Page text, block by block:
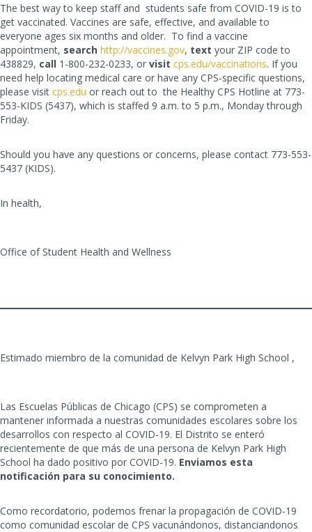
The best way to keep staff and students safe from COVID-19 is to
get vaccinated. Vaccines are safe, effective, and available to
everyone ages six months and older. To find a vaccine
appointment, search http://vaccines.gov, text your ZIP code to
438829, call 1-800-232-0233, or visit cps.edu/vaccinations. If you
need help locating medical care or have any CPS-specific questions,
please visit cps.edu or reach out to the Healthy CPS Hotline at 773-
553-KIDS (5437), which is staffed 9 a.m. to 5 p.m., Monday through
Friday.
Should you have any questions or concerns, please contact 773-553-
5437 (KIDS).
In health,
Office of Student Health and Wellness
Estimado miembro de la comunidad de Kelvyn Park High School ,
Las Escuelas Públicas de Chicago (CPS) se comprometen a
mantener informada a nuestras comunidades escolares sobre los
desarrollos con respecto al COVID-19. El Distrito se enteró
recientemente de que más de una persona de Kelvyn Park High
School ha dado positivo por COVID-19. Enviamos esta
notificación para su conocimiento.
Como recordatorio, podemos frenar la propagación de COVID-19
como comunidad escolar de CPS vacunándonos, distanciandonos